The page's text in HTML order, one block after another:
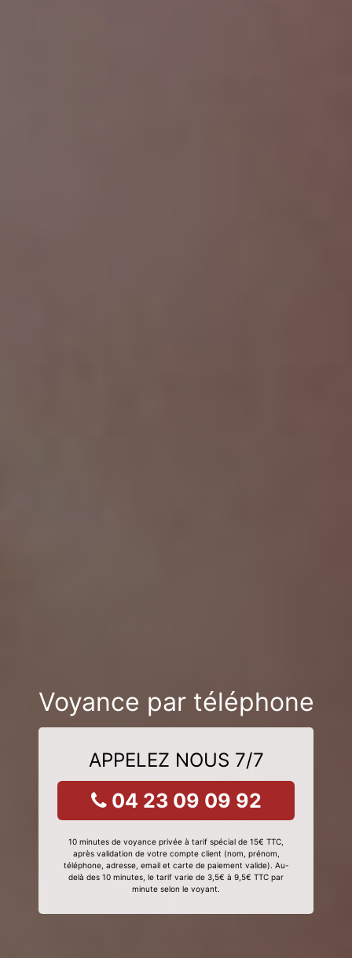
Voyance par téléphone
APPELEZ NOUS 7/7
04 23 09 09 92
10 minutes de voyance privée à tarif spécial de 15€ TTC,
après validation de votre compte client (nom, prénom,
téléphone, adresse, email et carte de paiement valide). Au-
delà des 10 minutes, le tarif varie de 3,5€ à 9,5€ TTC par
minute selon le voyant.